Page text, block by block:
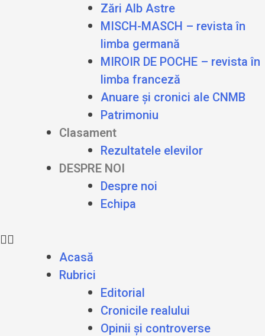
Zări Alb Astre
MISCH-MASCH – revista în
limba germană
MIROIR DE POCHE – revista în
limba franceză
Anuare și cronici ale CNMB
Patrimoniu
Clasament
Rezultatele elevilor
DESPRE NOI
Despre noi
Echipa
Acasă
Rubrici
Editorial
Cronicile realului
Opinii și controverse